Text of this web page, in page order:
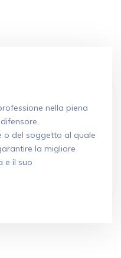
nella piena
o del soggetto al quale
la migliore
e il suo